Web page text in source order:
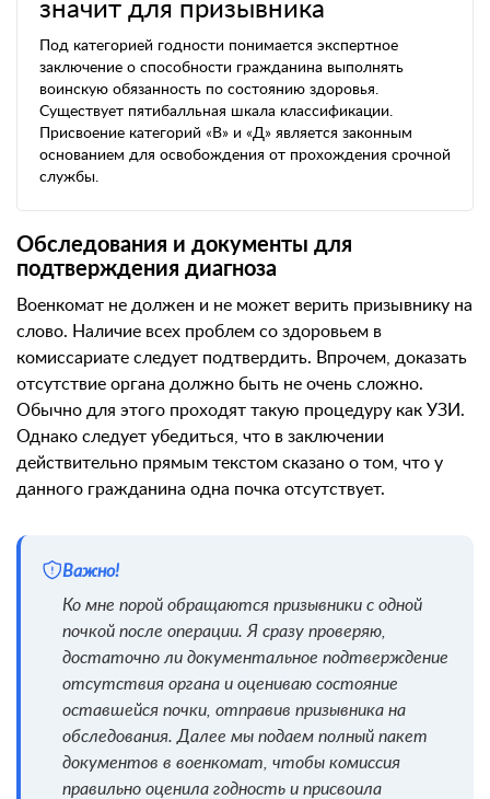
значит для призывника
Под категорией годности понимается экспертное
заключение о способности гражданина выполнять
воинскую обязанность по состоянию здоровья.
Существует пятибалльная шкала классификации.
Присвоение категорий «В» и «Д» является законным
основанием для освобождения от прохождения срочной
службы.
Обследования и документы для
подтверждения диагноза
Военкомат не должен и не может верить призывнику на
слово. Наличие всех проблем со здоровьем в
комиссариате следует подтвердить. Впрочем, доказать
отсутствие органа должно быть не очень сложно.
Обычно для этого проходят такую процедуру как УЗИ.
Однако следует убедиться, что в заключении
действительно прямым текстом сказано о том, что у
данного гражданина одна почка отсутствует.
Важно!
Ко мне порой обращаются призывники с одной
почкой после операции. Я сразу проверяю,
достаточно ли документальное подтверждение
отсутствия органа и оцениваю состояние
оставшейся почки, отправив призывника на
обследования. Далее мы подаем полный пакет
документов в военкомат, чтобы комиссия
правильно оценила годность и присвоила